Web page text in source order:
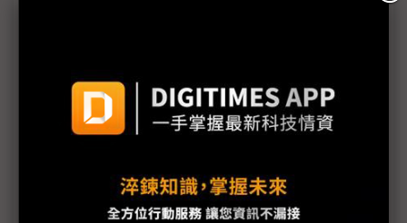
成長契機
COMPUTEX 2026首設機器人專區 台廠生態系全陣
變色電子紙概念車COMPUTEX首亮相 元太李政昊：
與膽固醇液晶市場有別